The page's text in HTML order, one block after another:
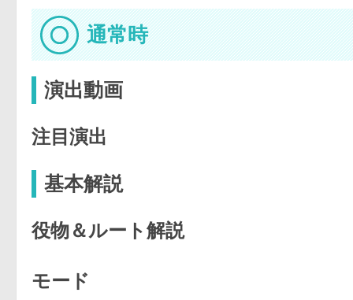
通常時
演出動画
注目演出
基本解説
役物＆ルート解説
モード